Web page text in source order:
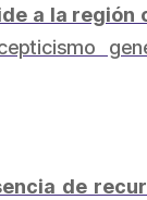
a la
de